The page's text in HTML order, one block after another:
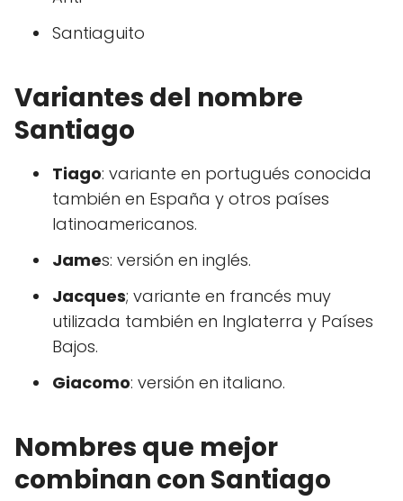
Santiaguito
Variantes del nombre
Santiago
Tiago: variante en portugués conocida
también en España y otros países
latinoamericanos.
James: versión en inglés.
Jacques; variante en francés muy
utilizada también en Inglaterra y Países
Bajos.
Giacomo: versión en italiano.
Nombres que mejor
combinan con Santiago